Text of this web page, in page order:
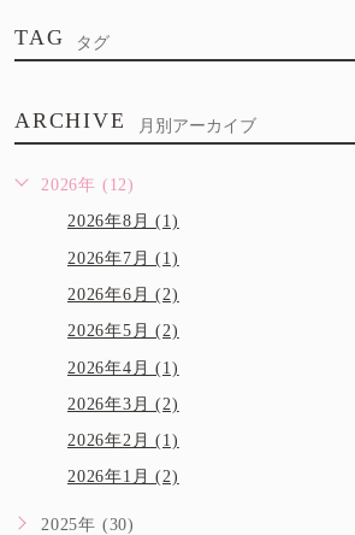
TAG タグ
ARCHIVE 月別アーカイブ
2026年 (12)
2026年8月 (1)
2026年7月 (1)
2026年6月 (2)
2026年5月 (2)
2026年4月 (1)
2026年3月 (2)
2026年2月 (1)
2026年1月 (2)
2025年 (30)